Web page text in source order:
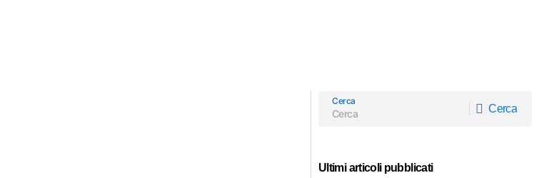
Cerca
Cerca
Ultimi articoli pubblicati